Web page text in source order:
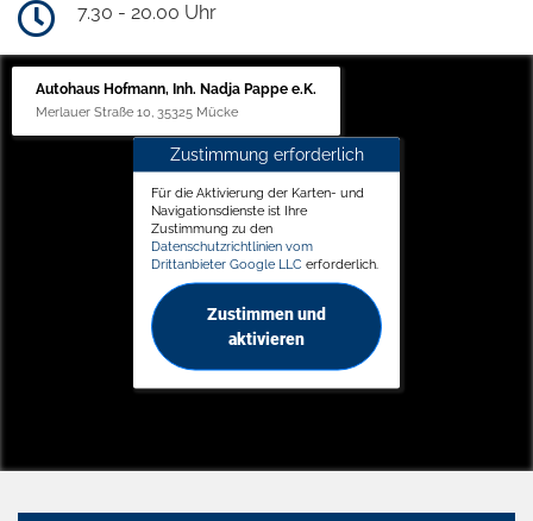
7.30 - 20.00 Uhr
Autohaus Hofmann, Inh. Nadja Pappe e.K.
Merlauer Straße 10, 35325 Mücke
Zustimmung erforderlich
Für die Aktivierung der Karten- und
Navigationsdienste ist Ihre
Zustimmung zu den
Datenschutzrichtlinien vom
Drittanbieter Google LLC erforderlich.
Zustimmen und
aktivieren